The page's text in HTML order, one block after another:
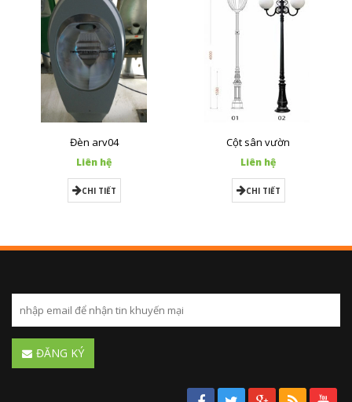
Đèn arv04
Liên hệ
CHI TIẾT
Cột sân vườn
Liên hệ
CHI TIẾT
ĐĂNG KÝ